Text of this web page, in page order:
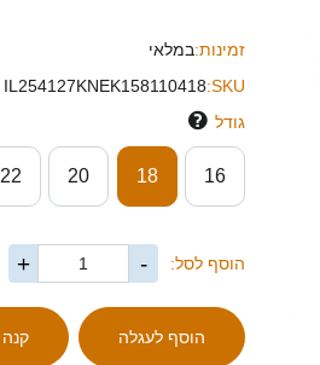
זמינות:במלאי
SKU:
IL254127KNEK158110418
גודל
16
18
20
22
הוסף לסל: -
+